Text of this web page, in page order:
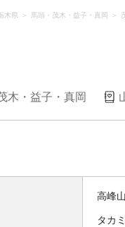
木県 馬頭・茂木・益子・真岡
木・益子・真岡
高峰山
タカ